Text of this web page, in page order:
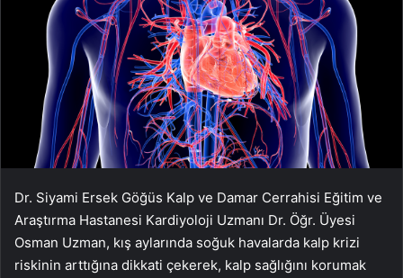
Dr. Siyami Ersek Göğüs Kalp ve Damar Cerrahisi Eğitim ve
Araştırma Hastanesi Kardiyoloji Uzmanı Dr. Öğr. Üyesi
Osman Uzman, kış aylarında soğuk havalarda kalp krizi
riskinin arttığına dikkati çekerek, kalp sağlığını korumak